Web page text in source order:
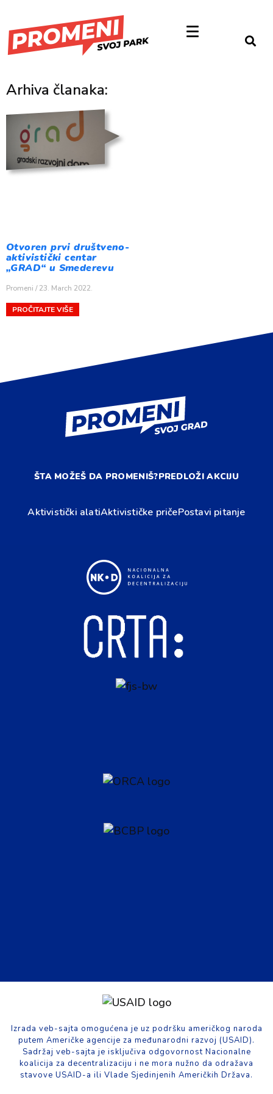
Arhiva članaka:
Otvoren prvi društveno-
aktivistički centar
„GRAD“ u Smederevu
Promeni 23. March 2022.
PROČITAJTE VIŠE
ŠTA MOŽEŠ DA PROMENIŠ?PREDLOŽI AKCIJU
Aktivistički alatiAktivističke pričePostavi pitanje
Izrada veb-sajta omogućena je uz podršku američkog naroda
putem Američke agencije za međunarodni razvoj (USAID).
Sadržaj veb-sajta je isključiva odgovornost Nacionalne
koalicija za decentralizaciju i ne mora nužno da odražava
stavove USAID-a ili Vlade Sjedinjenih Američkih Država.